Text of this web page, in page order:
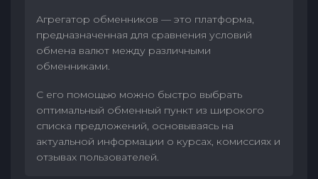
Агрегатор обменников — это платформа,
предназначенная для сравнения условий
обмена валют между различными
обменниками.
С его помощью можно быстро выбрать
оптимальный обменный пункт из широкого
списка предложений, основываясь на
актуальной информации о курсах, комиссиях и
отзывах пользователей.